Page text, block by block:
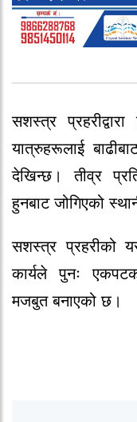
सशस्त्र
यात्रुहरूलाई
देखिन्छ। तीव्र
हुनबाट जोगिएको
सशस्त्र प्रहरीको
कार्यले पुनः
मजबुत बनाएको छ।